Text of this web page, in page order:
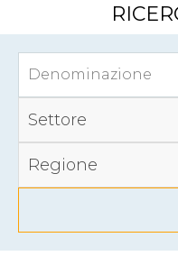
Settore
Regione